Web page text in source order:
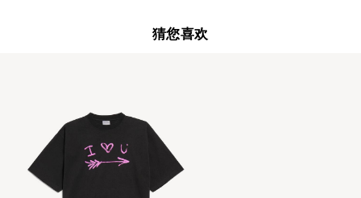
猜您喜欢